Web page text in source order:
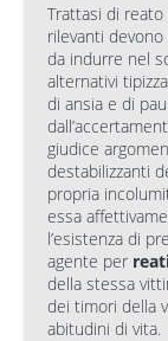
Trattasi di
rilevanti
da indurre nel
alternativi
di ansia e di
giudice
destabilizzanti
propria
essa
l’esistenza di
agente per
della stessa
dei timori della
abitudini di vita.